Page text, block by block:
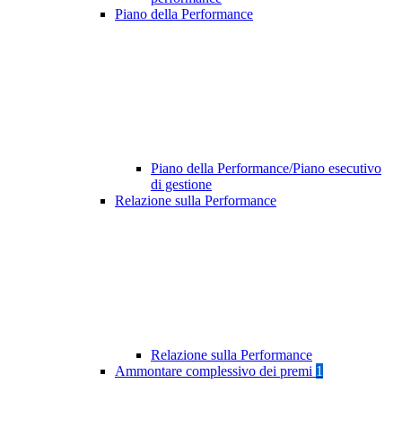
Piano della Performance
Piano della Performance/Piano esecutivo
di gestione
Relazione sulla Performance
Relazione sulla Performance
Ammontare complessivo dei premi 1